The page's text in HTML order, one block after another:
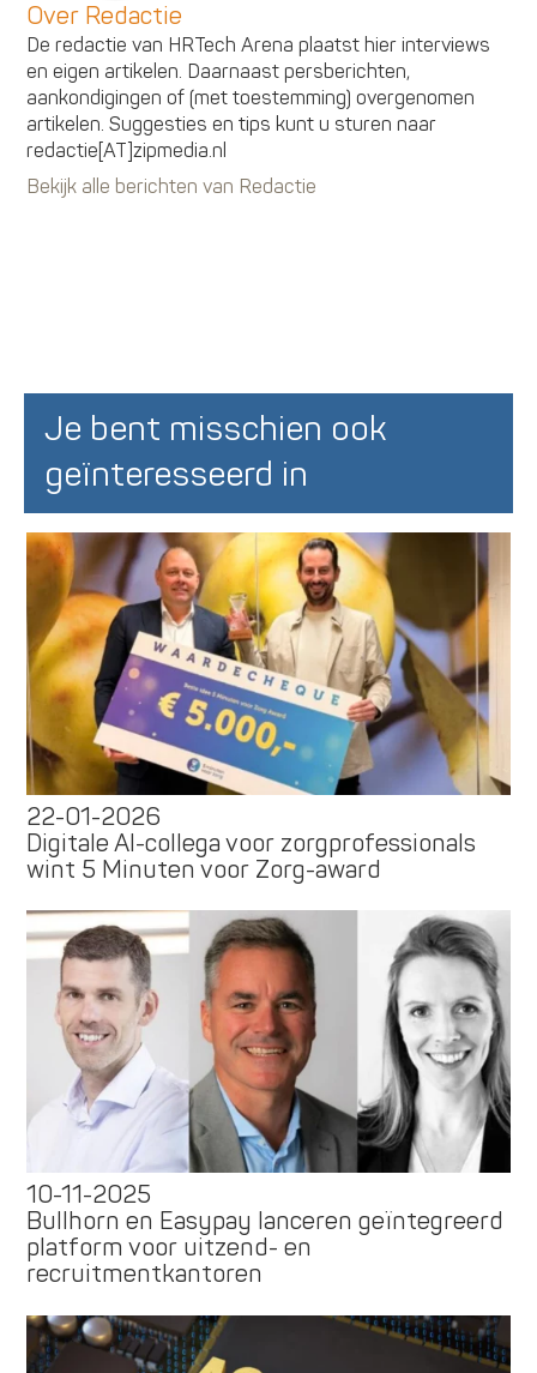
Over Redactie
De redactie van HRTech Arena plaatst hier interviews
en eigen artikelen. Daarnaast persberichten,
aankondigingen of (met toestemming) overgenomen
artikelen. Suggesties en tips kunt u sturen naar
redactie[AT]zipmedia.nl
Bekijk alle berichten van Redactie
Je bent misschien ook
geïnteresseerd in
22-01-2026
Digitale AI-collega voor zorgprofessionals
wint 5 Minuten voor Zorg-award
10-11-2025
Bullhorn en Easypay lanceren geïntegreerd
platform voor uitzend- en
recruitmentkantoren